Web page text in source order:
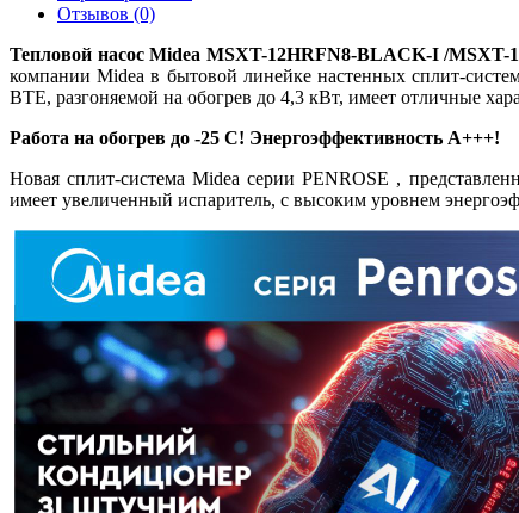
Отзывов (0)
Тепловой насос Midea MSXT-12HRFN8-BLACK-I /MSXT-
компании Midea в бытовой линейке настенных сплит-
ВТЕ, разгоняемой на обогрев до 4,3 кВт, имеет отличные
Работа на обогрев до -25 С! Энергоэффективность А+++!
Новая сплит-система Midea серии PENROSE ,
имеет увеличенный испаритель, с высоким уровнем